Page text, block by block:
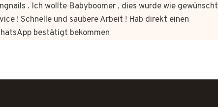
. Ich wollte Babyboomer , dies wurde wie gewünscht
! Schnelle und saubere Arbeit ! Hab direkt einen
bestätigt bekommen